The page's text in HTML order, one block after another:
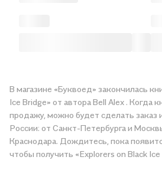
В магазине «Буквоед» закончилась
Ice Bridge» от автора Bell Alex . Когда
продажу, можно будет сделать заказ
России: от Санкт-Петербурга и
Краснодара. Дождитесь, пока
чтобы получить «Explorers on Black Ice